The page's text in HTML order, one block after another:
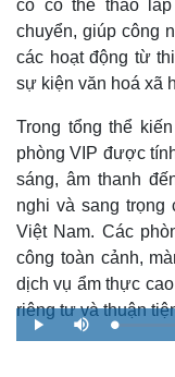
Thế giới
Quan sát
Cuộc sống đó đây
cỏ có thể tháo
chuyển, giúp công
các hoạt động từ
sự kiện văn hoá xã
Trong tổng thể
phòng VIP được
sáng, âm thanh
nghi và sang
Việt Nam. Các
công toàn cảnh,
dịch vụ ẩm thực
riêng tư và thuận
P
l
M
u
L
o